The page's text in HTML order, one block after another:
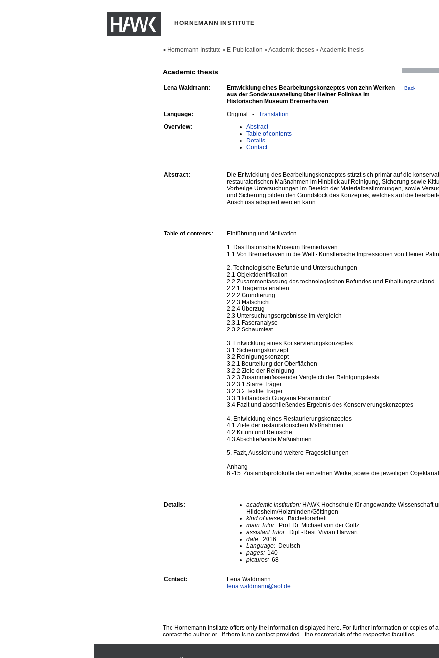
HORNEMANN INSTITUTE
> Hornemann Institute > E-Publication > Academic theses > Academic thesis
Academic thesis
Lena Waldmann:
Entwicklung eines Bearbeitungskonzeptes von zehn Werken
aus der Sonderausstellung über Heiner Polinkas im
Historischen Museum Bremerhaven
Back
Language: Original - Translation
Overview:
Abstract
Table of contents
Details
Contact
Abstract:
Die Entwicklung des Bearbeitungskonzeptes stützt sich primär auf die
restauratorischen Maßnahmen im Hinblick auf Reinigung, Sicherung sowie
Vorherige Untersuchungen im Bereich der Materialbestimmungen, sowie
und Sicherung bilden den Grundstock des Konzeptes, welches auf die
Anschluss adaptiert werden kann.
Table of contents:
Einführung und Motivation
1. Das Historische Museum Bremerhaven
1.1 Von Bremerhaven in die Welt - Künstlerische Impressionen von Heiner
2. Technologische Befunde und Untersuchungen
2.1 Objektidentifikation
2.2 Zusammenfassung des technologischen Befundes und Erhaltungszustand
2.2.1 Trägermaterialien
2.2.2 Grundierung
2.2.3 Malschicht
2.2.4 Überzug
2.3 Untersuchungsergebnisse im Vergleich
2.3.1 Faseranalyse
2.3.2 Schaumtest
3. Entwicklung eines Konservierungskonzeptes
3.1 Sicherungskonzept
3.2 Reinigungskonzept
3.2.1 Beurteilung der Oberflächen
3.2.2 Ziele der Reinigung
3.2.3 Zusammenfassender Vergleich der Reinigungstests
3.2.3.1 Starre Träger
3.2.3.2 Textile Träger
3.3 "Holländisch Guayana Paramaribo"
3.4 Fazit und abschließendes Ergebnis des Konservierungskonzeptes
4. Entwicklung eines Restaurierungskonzeptes
4.1 Ziele der restauratorischen Maßnahmen
4.2 Kittuni und Retusche
4.3 Abschließende Maßnahmen
5. Fazit, Aussicht und weitere Fragestellungen
Anhang
6.-15. Zustandsprotokolle der einzelnen Werke, sowie die jeweiligen
Details: academic institution: HAWK Hochschule für angewandte Wissenschaft
Hildesheim/Holzminden/Göttingen
kind of theses: Bachelorarbeit
main Tutor: Prof. Dr. Michael von der Goltz
assistant Tutor: Dipl.-Rest. Vivian Harwart
date: 2016
Language: Deutsch
pages: 140
pictures: 68
Contact:
Lena Waldmann
lena.waldmann@aol.de
The Hornemann Institute offers only the information displayed here. For further information or copies of
contact the author or - if there is no contact provided - the secretariats of the respective faculties.